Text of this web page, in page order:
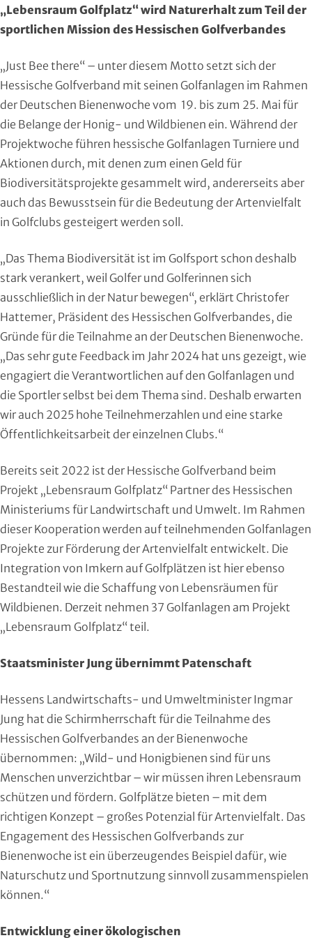
„Lebensraum Golfplatz“ wird Naturerhalt zum Teil der
sportlichen Mission des Hessischen Golfverbandes
„Just Bee there“ – unter diesem Motto setzt sich der
Hessische Golfverband mit seinen Golfanlagen im Rahmen
der Deutschen Bienenwoche vom 19. bis zum 25. Mai für
die Belange der Honig- und Wildbienen ein. Während der
Projektwoche führen hessische Golfanlagen Turniere und
Aktionen durch, mit denen zum einen Geld für
Biodiversitätsprojekte gesammelt wird, andererseits aber
auch das Bewusstsein für die Bedeutung der Artenvielfalt
in Golfclubs gesteigert werden soll.
„Das Thema Biodiversität ist im Golfsport schon deshalb
stark verankert, weil Golfer und Golferinnen sich
ausschließlich in der Natur bewegen“, erklärt Christofer
Hattemer, Präsident des Hessischen Golfverbandes, die
Gründe für die Teilnahme an der Deutschen Bienenwoche.
„Das sehr gute Feedback im Jahr 2024 hat uns gezeigt, wie
engagiert die Verantwortlichen auf den Golfanlagen und
die Sportler selbst bei dem Thema sind. Deshalb erwarten
wir auch 2025 hohe Teilnehmerzahlen und eine starke
Öffentlichkeitsarbeit der einzelnen Clubs.“
Bereits seit 2022 ist der Hessische Golfverband beim
Projekt „Lebensraum Golfplatz“ Partner des Hessischen
Ministeriums für Landwirtschaft und Umwelt. Im Rahmen
dieser Kooperation werden auf teilnehmenden Golfanlagen
Projekte zur Förderung der Artenvielfalt entwickelt. Die
Integration von Imkern auf Golfplätzen ist hier ebenso
Bestandteil wie die Schaffung von Lebensräumen für
Wildbienen. Derzeit nehmen 37 Golfanlagen am Projekt
„Lebensraum Golfplatz“ teil.
Staatsminister Jung übernimmt Patenschaft
Hessens Landwirtschafts- und Umweltminister Ingmar
Jung hat die Schirmherrschaft für die Teilnahme des
Hessischen Golfverbandes an der Bienenwoche
übernommen: „Wild- und Honigbienen sind für uns
Menschen unverzichtbar – wir müssen ihren Lebensraum
schützen und fördern. Golfplätze bieten – mit dem
richtigen Konzept – großes Potenzial für Artenvielfalt. Das
Engagement des Hessischen Golfverbands zur
Bienenwoche ist ein überzeugendes Beispiel dafür, wie
Naturschutz und Sportnutzung sinnvoll zusammenspielen
können.“
Entwicklung einer ökologischen
Region Kassel
Schwalm-Eder
Waldeck-Frankenberg
Werra-Meißner
Wetterau
Wiesbaden
DAV
Eissport
Floorball
Frisbeesport
Fußball
Gehörlosen Sport
Golf
Handball
Ju-Jutsu
Judo
Kanu
Karate
Kegeln und Bowling
Kickboxen
Leichtathletik
Luftsport
Motorbootsport
Pferdesport
Pétanque
Pool-Billard
Radsport
Rasenkraft- und Tauzieh-Sport